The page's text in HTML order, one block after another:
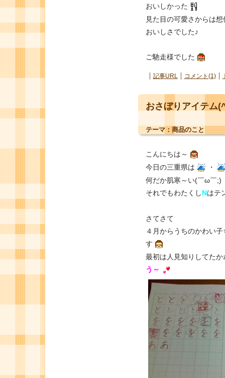
おいしかった
見た目の可愛さからは
おいしさでした♪
ご馳走様でした
記事URL コメント(1)
おさぼりアイテ
テーマ： 商品のこと
こんにちは～
今日の三重県は
・
何だか肌寒～い(￣ω￣;)
それでもわたくしNはテ
さてさて
４月からうちのかわい
す
最初は人見知りしてた
う～